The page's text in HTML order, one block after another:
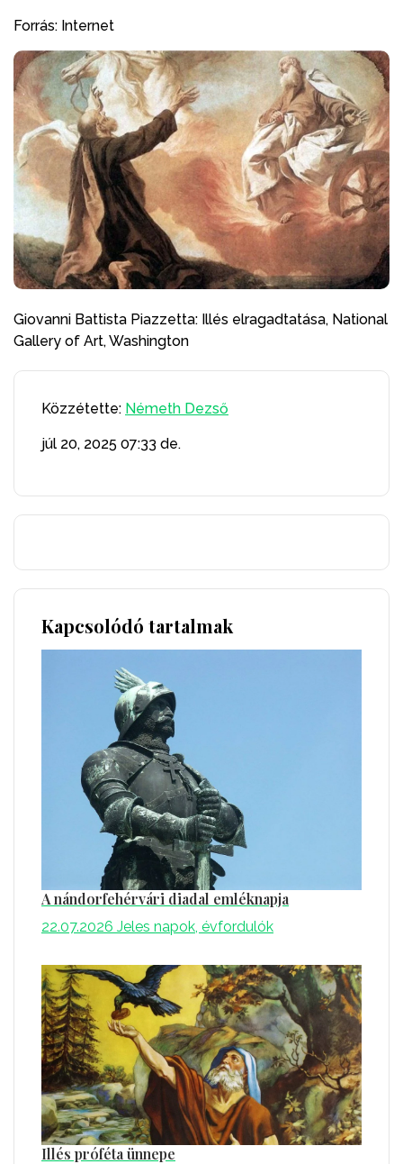
Forrás: Internet
Giovanni Battista Piazzetta: Illés elragadtatása, National
Gallery of Art, Washington
Közzétette: Németh Dezső
júl 20, 2025 07:33 de.
Kapcsolódó tartalmak
A nándorfehérvári diadal emléknapja
22.07.2026 Jeles napok, évfordulók
Illés próféta ünnepe